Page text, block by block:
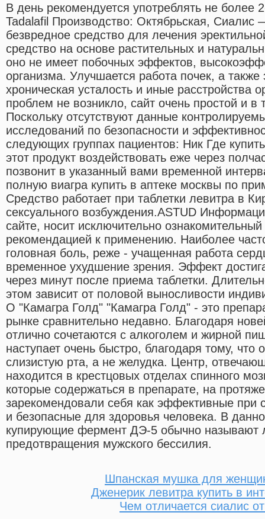
В день рекомендуется употреблять не более
Tadalafil Производство: Октябрьская, Сиалис
безвредное средство для лечения
средство на основе растительных и
оно не имеет побочных эффектов,
организма. Улучшается работа почек, а
хроническая усталость и иные расстройства
проблем не возникло, сайт очень простой и
Поскольку отсутствуют данные
исследований по безопасности и
следующих группах пациентов: Ник Где
этот продукт воздействовать еже через
позвонит в указанный вами временной
полную виагра купить в аптеке москвы по
Средство работает при таблетки левитра в
сексуального возбуждения.ASTUD
сайте, носит исключительно
рекомендацией к применению. Наиболее
головная боль, реже - учащенная работа
временное ухудшение зрения. Эффект
через минут после приема таблетки.
этом зависит от половой выносливости
О "Камагра Голд" "Камагра Голд" - это
рынке сравнительно недавно. Благодаря
отлично сочетаются с алкоголем и жирной
наступает очень быстро, благодаря тому, что
слизистую рта, а не желудка. Центр,
находится в крестцовых отделах спинного
которые содержаться в препарате, на
зарекомендовали себя как эффективные при
и безопасные для здоровья человека. В
купирующие фермент ДЭ-5 обычно называют
предотвращения мужского бессилия.
Шпанская мушка для
Дженерик левитра купить в
Чем отличается сиалис